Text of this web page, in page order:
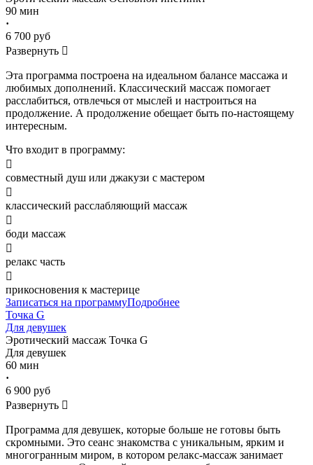
90 мин
·
6 700 руб
Развернуть 
Эта программа построена на идеальном балансе массажа и
любимых дополнений. Классический массаж помогает
расслабиться, отвлечься от мыслей и настроиться на
продолжение. А продолжение обещает быть по-настоящему
интересным.
Что входит в программу:

совместный душ или джакузи с мастером

классический расслабляющий массаж

боди массаж

релакс часть

прикосновения к мастерице
Записаться на программуПодробнее
Точка G
Для девушек
Эротический массаж Точка G
Для девушек
60 мин
·
6 900 руб
Развернуть 
Программа для девушек, которые больше не готовы быть
скромными. Это сеанс знакомства с уникальным, ярким и
многогранным миром, в котором релакс-массаж занимает